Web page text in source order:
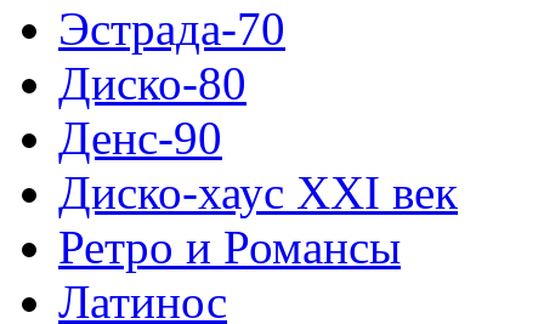
Эстрада-70
Диско-80
Денс-90
Диско-хаус XXI век
Ретро и Романсы
Латинос